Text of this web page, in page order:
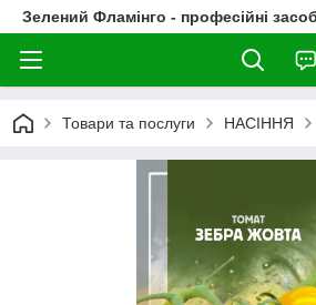
Зелений Фламінго - професійні
Товари та послуги НАСІННЯ